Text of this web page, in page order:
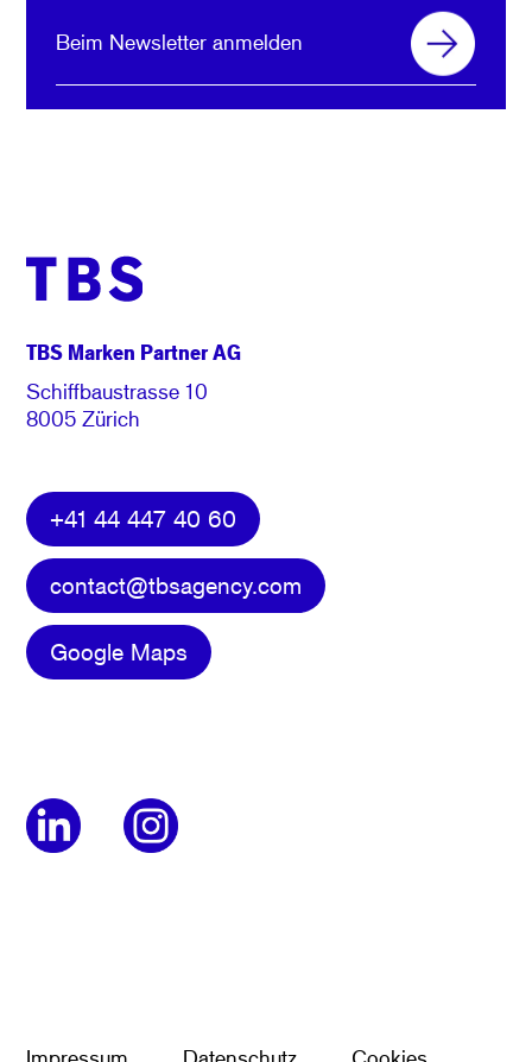
TBS Marken Partner AG
Schiffbaustrasse 10
8005 Zürich
+41 44 447 40 60
contact@tbsagency.com
Google Maps
Beim Newsletter anmelden